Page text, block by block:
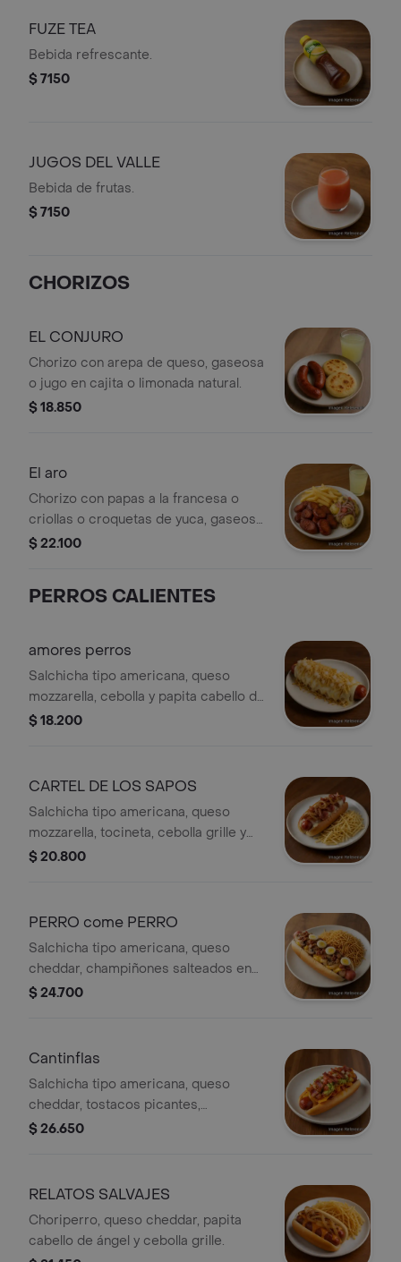
FUZE TEA
Bebida refrescante.
$ 7150
JUGOS DEL VALLE
Bebida de frutas.
$ 7150
CHORIZOS
EL CONJURO
Chorizo con arepa de queso, gaseosa
o jugo en cajita o limonada natural.
$ 18.850
El aro
Chorizo con papas a la francesa o
criollas o croquetas de yuca, gaseosa
o jugo en cajita o limonada natural.
$ 22.100
PERROS CALIENTES
amores perros
Salchicha tipo americana, queso
mozzarella, cebolla y papita cabello de
ángel.
$ 18.200
CARTEL DE LOS SAPOS
Salchicha tipo americana, queso
mozzarella, tocineta, cebolla grille y
papita cabello de ángel.
$ 20.800
PERRO come PERRO
Salchicha tipo americana, queso
cheddar, champiñones salteados en
mantequilla, tocineta, cebolla grille,
$ 24.700
Cantinflas
Salchicha tipo americana, queso
cheddar, tostacos picantes,
guacamole, pico de gallo y tocineta.
$ 26.650
RELATOS SALVAJES
Choriperro, queso cheddar, papita
cabello de ángel y cebolla grille.